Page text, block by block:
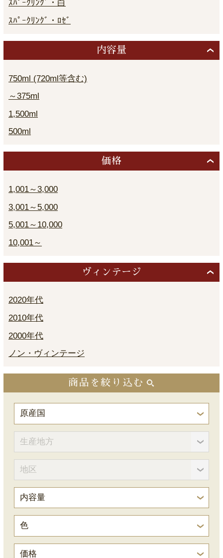
ｽﾊﾟｰｸﾘﾝｸﾞ・白
ｽﾊﾟｰｸﾘﾝｸﾞ・ﾛｾﾞ
内容量
750ml (720ml等含む)
～375ml
1,500ml
500ml
価格
1,001～3,000
3,001～5,000
5,001～10,000
10,001～
ヴィンテージ
2020年代
2010年代
2000年代
ノン・ヴィンテージ
商品を絞り込む